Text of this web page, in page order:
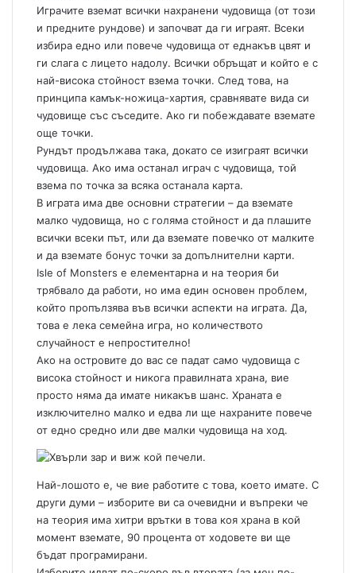
Играчите вземат всички нахранени чудовища (от този
и предните рундове) и започват да ги играят. Всеки
избира едно или повече чудовища от еднакъв цвят и
ги слага с лицето надолу. Всички обръщат и който е с
най-висока стойност взема точки. След това, на
принципа камък-ножица-хартия, сравнявате вида си
чудовище със съседите. Ако ги побеждавате вземате
още точки.
Рундът продължава така, докато се изиграят всички
чудовища. Ако има останал играч с чудовища, той
взема по точка за всяка останала карта.
В играта има две основни стратегии – да вземате
малко чудовища, но с голяма стойност и да плашите
всички всеки път, или да вземате повечко от малките
и да вземате бонус точки за допълнителни карти.
Isle of Monsters е елементарна и на теория би
трябвало да работи, но има един основен проблем,
който пропълзява във всички аспекти на играта. Да,
това е лека семейна игра, но количеството
случайност е непростително!
Ако на островите до вас се падат само чудовища с
висока стойност и никога правилната храна, вие
просто няма да имате никакъв шанс. Храната е
изключително малко и едва ли ще нахраните повече
от едно средно или две малки чудовища на ход.
Най-лошото е, че вие работите с това, което имате. С
други думи – изборите ви са очевидни и въпреки че
на теория има хитри врътки в това коя храна в кой
момент вземате, 90 процента от ходовете ви ще
бъдат програмирани.